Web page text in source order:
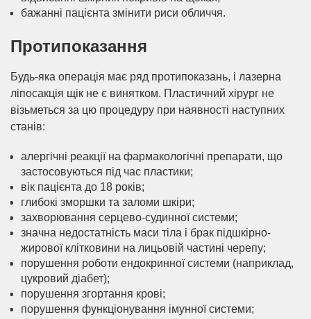
бажанні пацієнта змінити риси обличчя.
Протипоказання
Будь-яка операція має ряд протипоказань, і лазерна
ліпосакція щік не є винятком. Пластичний хірург не
візьметься за цю процедуру при наявності наступних
станів:
алергічні реакції на фармакологічні препарати, що
застосовуються під час пластики;
вік пацієнта до 18 років;
глибокі зморшки та заломи шкіри;
захворювання серцево-судинної системи;
значна недостатність маси тіла і брак підшкірно-
жирової клітковини на лицьовій частині черепу;
порушення роботи ендокринної системи (наприклад,
цукровий діабет);
порушення згортання крові;
порушення функціонування імунної системи;